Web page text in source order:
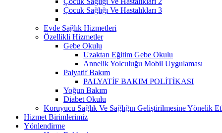
Çocuk Sağlığı Ve Hastalıkları 3
Evde Sağlık Hizmetleri
Özellikli Hizmetler
Gebe Okulu
Uzaktan Eğitim Gebe Okulu
Annelik Yolculuğu Mobil Uygulaması
Palyatif Bakım
PALYATİF BAKIM POLİTİKASI
Yoğun Bakım
Diabet Okulu
Koruyucu Sağlık Ve Sağlığın Geliştirilmesine Yönelik
Hizmet Birimlerimiz
Yönlendirme